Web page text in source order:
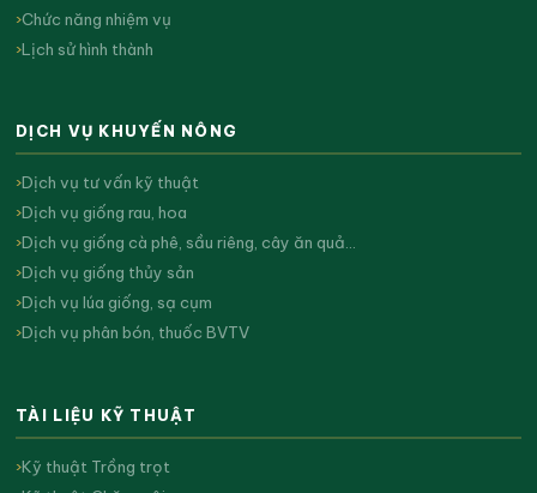
Chức năng nhiệm vụ
Lịch sử hình thành
DỊCH VỤ KHUYẾN NÔNG
Dịch vụ tư vấn kỹ thuật
Dịch vụ giống rau, hoa
Dịch vụ giống cà phê, sầu riêng, cây ăn quả…
Dịch vụ giống thủy sản
Dịch vụ lúa giống, sạ cụm
Dịch vụ phân bón, thuốc BVTV
TÀI LIỆU KỸ THUẬT
Kỹ thuật Trồng trọt